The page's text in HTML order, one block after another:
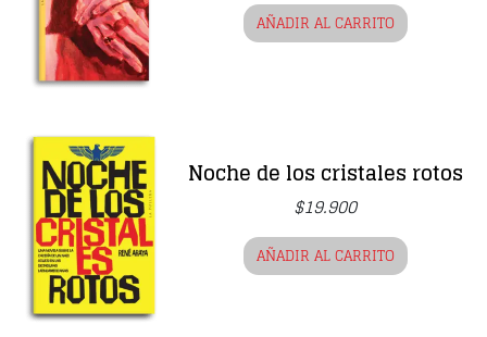
AÑADIR AL CARRITO
Noche de los cristales rotos
$19.900
AÑADIR AL CARRITO